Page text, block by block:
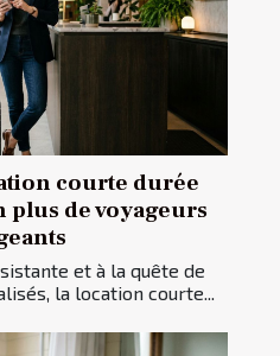
courte durée
plus de voyageurs
et à la quête de
la location courte...